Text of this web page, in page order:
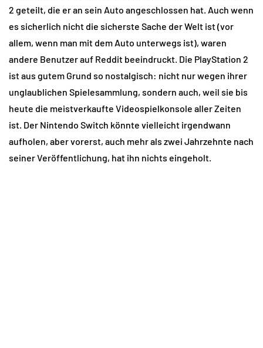
2 geteilt, die er an sein Auto angeschlossen hat. Auch wenn
es sicherlich nicht die sicherste Sache der Welt ist (vor
allem, wenn man mit dem Auto unterwegs ist), waren
andere Benutzer auf Reddit beeindruckt. Die PlayStation 2
ist aus gutem Grund so nostalgisch: nicht nur wegen ihrer
unglaublichen Spielesammlung, sondern auch, weil sie bis
heute die meistverkaufte Videospielkonsole aller Zeiten
ist. Der Nintendo Switch könnte vielleicht irgendwann
aufholen, aber vorerst, auch mehr als zwei Jahrzehnte nach
seiner Veröffentlichung, hat ihn nichts eingeholt.